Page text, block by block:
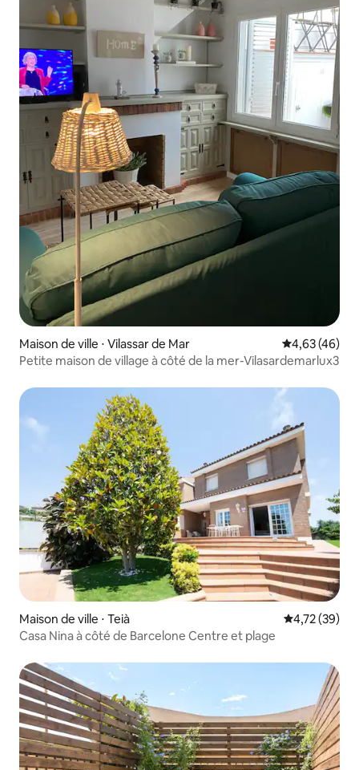
Maison de ville ⋅ Vilassar de Mar Évaluation
4,63 (46)
Petite maison de village à côté de la mer-Vilasardemarlux3
Maison de ville ⋅ Teià Évaluation
4,72 (39)
Casa Nina à côté de Barcelone Centre et plage